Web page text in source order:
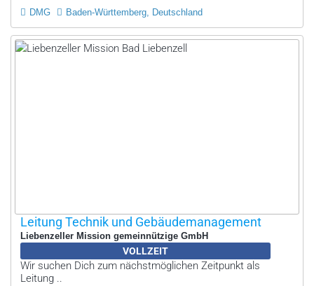
DMG Baden-Württemberg, Deutschland
Leitung Technik und Gebäudemanagement
Liebenzeller Mission gemeinnützige GmbH
VOLLZEIT
Wir suchen Dich zum nächstmöglichen Zeitpunkt als
Leitung ..